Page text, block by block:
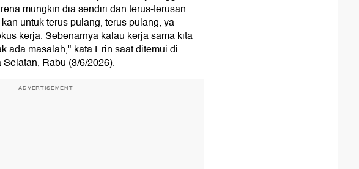
mungkin dia sendiri dan terus-terusan
untuk terus pulang, terus pulang, ya
kerja. Sebenarnya kalau kerja sama kita
ada masalah," kata Erin saat ditemui di
Rabu (3/6/2026).
ADVERTISEMENT